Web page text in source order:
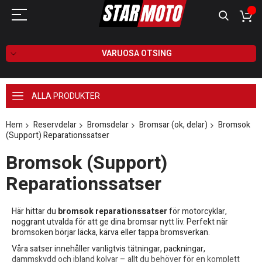
VARUOSA OTSING
ALLA PRODUKTER
Hem Reservdelar Bromsdelar Bromsar (ok, delar)
Bromsok
(Support) Reparationssatser
Bromsok (Support)
Reparationssatser
Här hittar du bromsok reparationssatserför motorcyklar,
noggrant utvalda för att ge dina bromsar nytt liv. Perfekt när
bromsoken börjar läcka, kärva eller tappa bromsverkan.
Våra satser innehåller vanligtvis tätningar, packningar,
dammskydd och ibland kolvar – allt du behöver för en komplett